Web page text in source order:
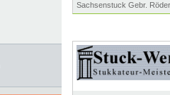
Sachsenstuck Gebr. Röder